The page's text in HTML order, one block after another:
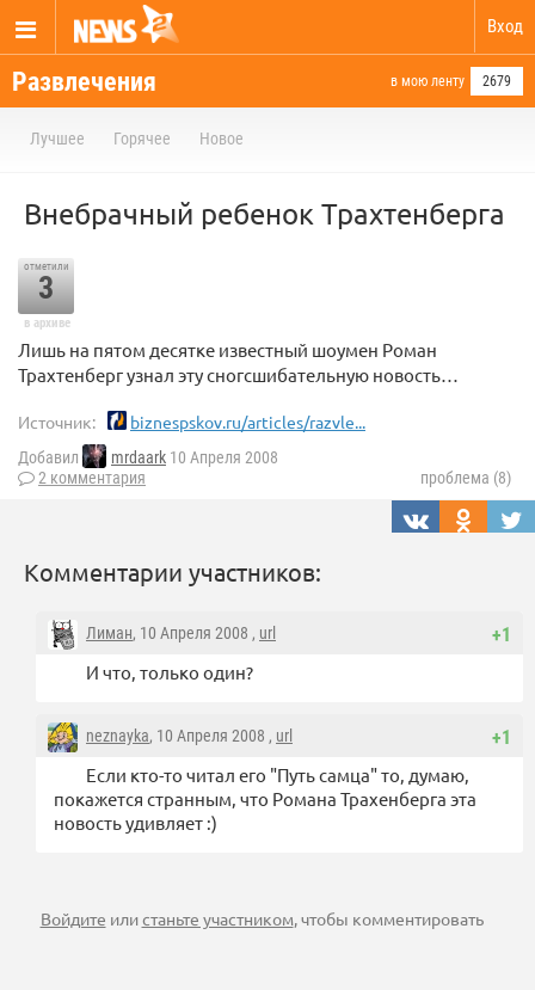
Вход
Развлечения в мою ленту 2679
Лучшее Горячее Новое
Внебрачный ребенок Трахтенберга
отметили
3
в архиве
Лишь на пятом десятке известный шоумен Роман
Трахтенберг узнал эту сногсшибательную новость…
Источник: biznespskov.ru/articles/razvle...
Добавил mrdaark 10 Апреля 2008
2 комментария
проблема (8)
Комментарии участников:
+1
Лиман, 10 Апреля 2008 , url
И что, только один?
+1
neznayka, 10 Апреля 2008 , url
Если кто-то читал его "Путь самца" то, думаю,
покажется странным, что Романа Трахенберга эта
новость удивляет :)
Войдите илистаньте участником, чтобы комментировать